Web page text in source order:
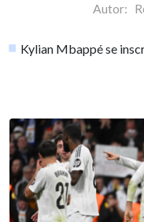
Autor:
Kylian Mbappé se